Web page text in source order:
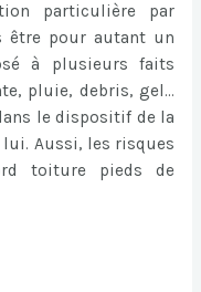
particulière par
être pour autant un
à plusieurs faits
pluie, debris, gel…
le dispositif de la
Aussi, les risques
toiture pieds de